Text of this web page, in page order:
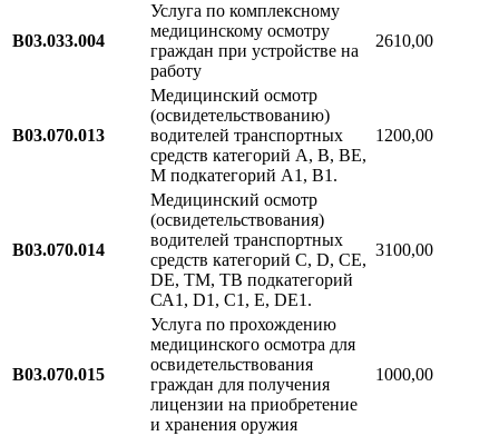
В03.033.004
Услуга по комплексному
медицинскому осмотру
граждан при устройстве на
работу
2610,00
В03.070.013
Медицинский осмотр
(освидетельствованию)
водителей транспортных
средств категорий А, В, ВЕ,
М подкатегорий А1, В1.
1200,00
В03.070.014
Медицинский осмотр
(освидетельствования)
водителей транспортных
средств категорий С, D, СЕ,
DЕ, TM, TB подкатегорий
СА1, D1, С1, Е, DЕ1.
3100,00
В03.070.015
Услуга по прохождению
медицинского осмотра для
освидетельствования
граждан для получения
лицензии на приобретение
и хранения оружия
1000,00